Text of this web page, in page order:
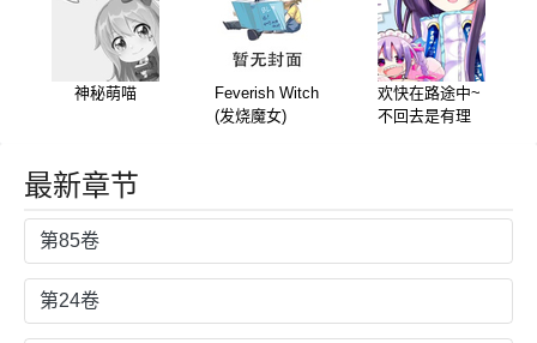
神秘萌喵
Feverish Witch
(发烧魔女)
欢快在路途中~
不回去是有理
最新章节
第85卷
第24卷